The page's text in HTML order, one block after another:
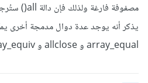
مصفوفة فارغة ولذلك فإن دالة all() ستُرجع True.
يذكر أنه يوجد عدة دوال مدمجة أخرى
array_equal و allclose و array_equiv وغيرها.